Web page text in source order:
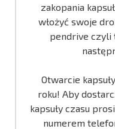
zakopania
włożyć swoje
pendrive czyli
Otwarcie
roku! Aby
kapsuły czasu
numerem